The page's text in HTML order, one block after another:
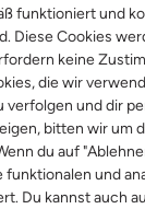
funktioniert und
Diese Cookies
keine
die wir
verfolgen und dir
bitten wir um
du auf
funktionalen und
Du kannst auch